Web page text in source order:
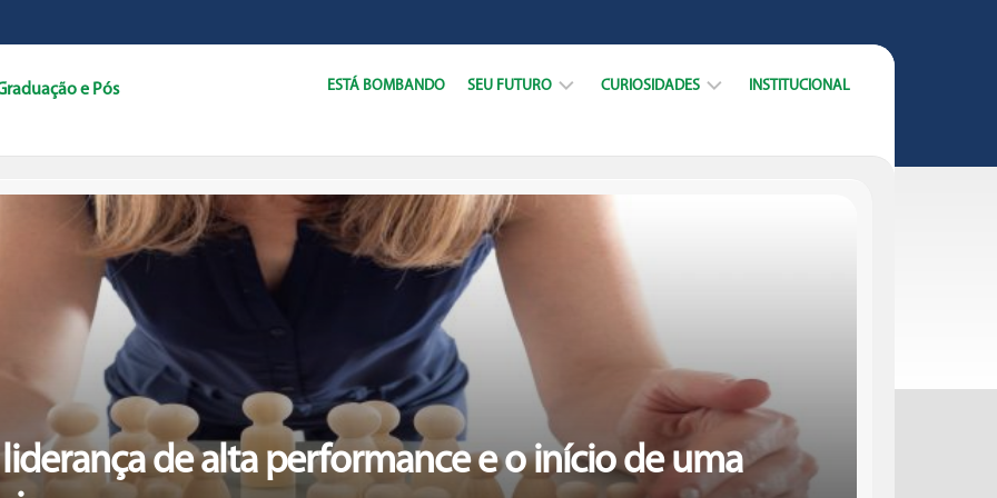
e Pós ESTÁ BOMBANDO SEU FUTURO
CARREIRA
CURSOS
MERCADO
DE
TRABALHO
MUNDO
ACADÊMICO
CURIOSIDADES
DICAS
INSTITUCIONAL
de alta performance e o início de uma